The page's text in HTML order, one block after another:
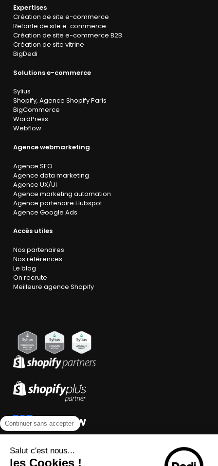
Expertises
Création de site e-commerce
Refonte de site e-commerce
Création de site e-commerce B2B
Création de site vitrine
BigDedi
Solutions e-commerce
Sylius
Shopify, Agence Shopify Paris
BigCommerce
WordPress
Webflow
Agence webmarketing
Agence SEO
Agence data marketing
Agence UX/UI
Agence marketing automation
Agence partenaire Hubspot
Agence Google Ads
Accès utiles
Nos partenaires
Nos références
Le blog
On recrute
Meilleure agence Shopify
Continuer sans accepter
Salut c'est nous...
les Cookies !